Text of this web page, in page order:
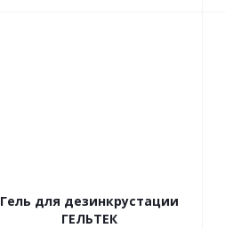
Гель для дезинкрустации
ГЕЛЬТЕК